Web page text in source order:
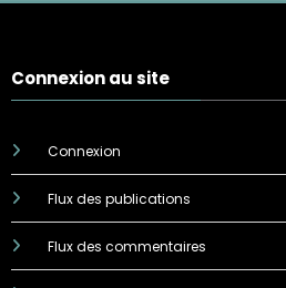
Connexion au site
Connexion
Flux des publications
Flux des commentaires